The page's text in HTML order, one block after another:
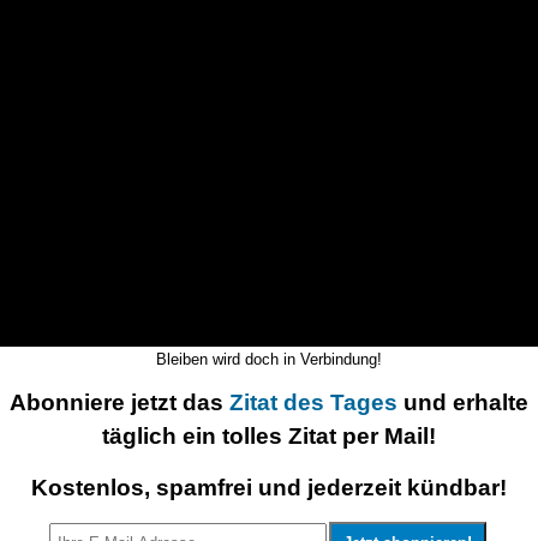
Bleiben wird doch in Verbindung!
Abonniere jetzt das Zitat des Tages und erhalte
täglich ein tolles Zitat per Mail!
Kostenlos, spamfrei und jederzeit kündbar!